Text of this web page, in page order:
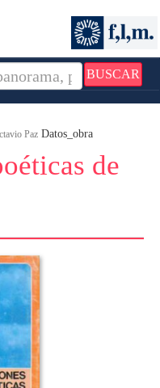
BUSCAR
Paz Datos_obra
de